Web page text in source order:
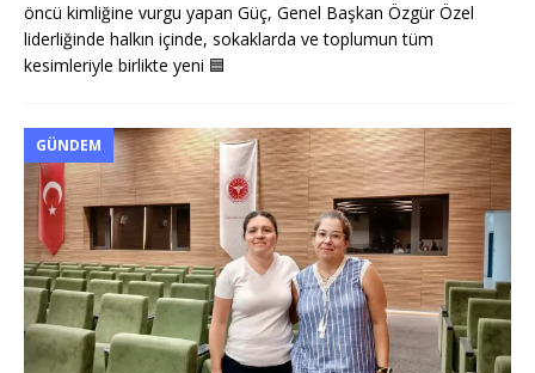
öncü kimliğine vurgu yapan Güç, Genel Başkan Özgür Özel
liderliğinde halkın içinde, sokaklarda ve toplumun tüm
kesimleriyle birlikte yeni 🟦
GÜNDEM